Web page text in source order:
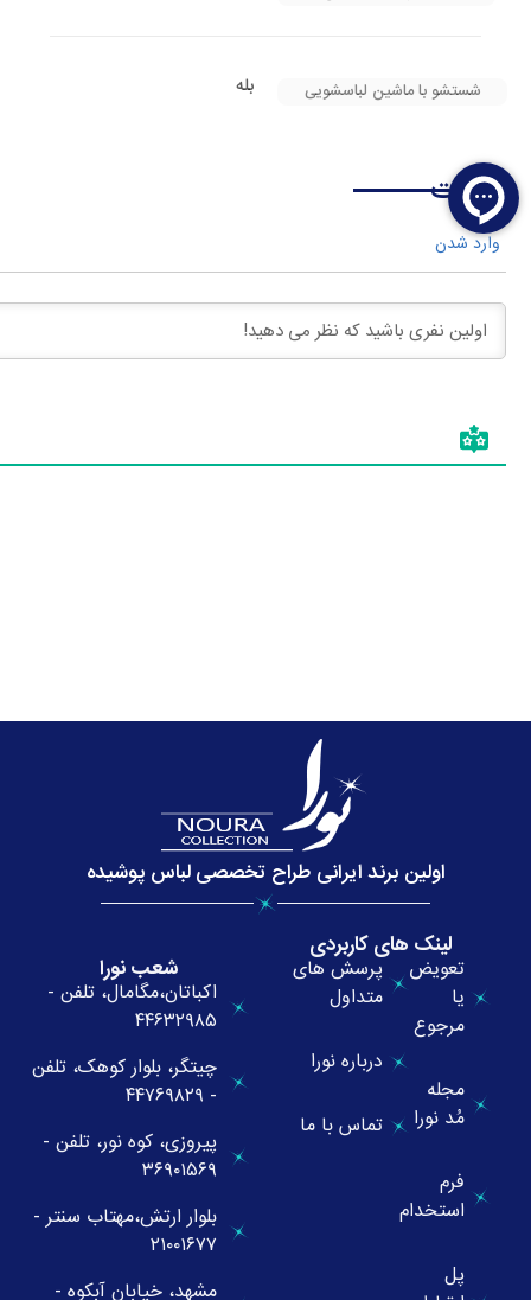
شستشو با ماشین لباسشویی بله
نظرات
وارد شدن
اولین برند ایرانی طراح تخصصی لباس پوشیده
لینک های کاربردی
تعویض
یا
مرجوع
مجله
مُد نورا
فرم
استخدام
پل
پرسش های
متداول
درباره نورا
تماس با ما
شعب نورا
اکباتان،مگامال، تلفن -
۴۴۶۳۲۹۸۵
چیتگر، بلوار کوهک، تلفن
- ۴۴۷۶۹۸۲۹
پیروزی، کوه نور، تلفن -
۳۶۹۰۱۵۶۹
بلوار ارتش،مهتاب سنتر -
۲۱۰۰۱۶۷۷
مشهد، خیابان آبکوه -